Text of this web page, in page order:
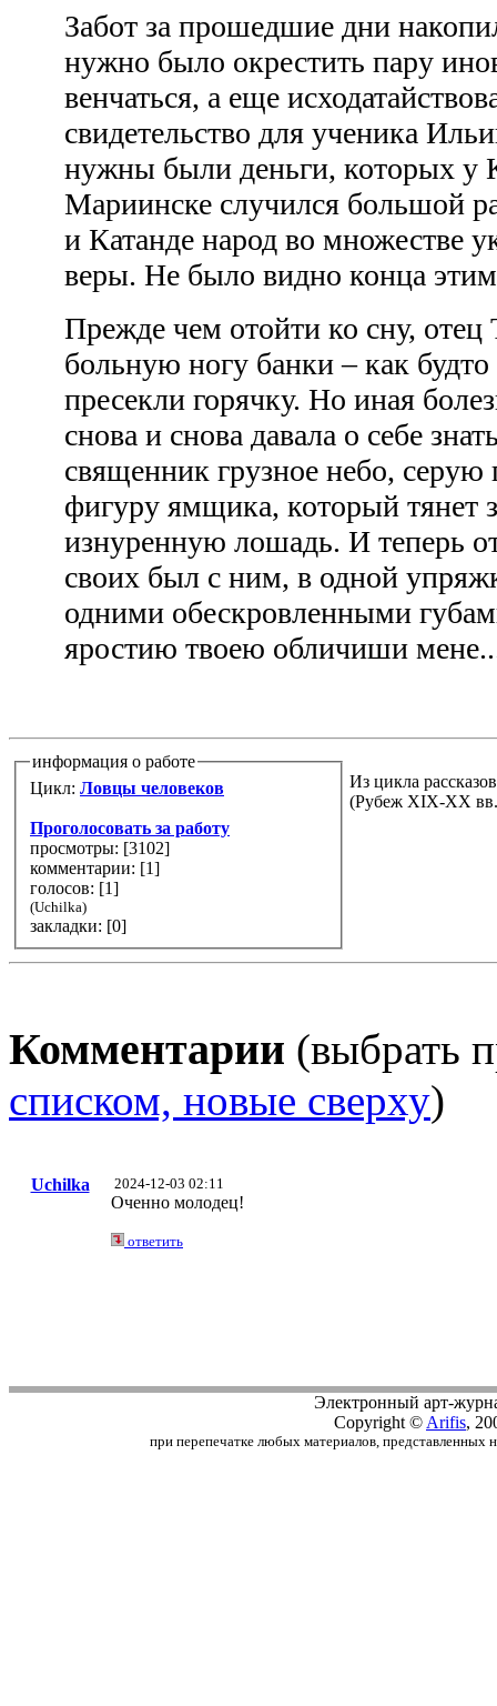
Забот за прошедшие дни
нужно было окрестить пару
венчаться, а еще
свидетельство для ученика
нужны были деньги, которых у
Мариинске случился большой
и Катанде народ во множестве
веры. Не было видно конца
Прежде чем отойти ко сну, отец
больную ногу банки – как
пресекли горячку. Но иная
снова и снова давала о себе
священник грузное небо,
фигуру ямщика, который тянет
изнуренную лошадь. И теперь
своих был с ним, в одной
одними обескровленными
яростию твоею обличиши
информация о работе
Цикл: Ловцы человеков
Проголосовать за работу
просмотры: [3102]
комментарии: [1]
голосов: [1]
(Uchilka)
закладки: [0]
Из цикла
(Рубеж XIX-XX
Комментарии (выбрать
списком, новые сверху)
Uchilka 2024-12-03 02:11
Оченно молодец!
ответить
Электронный арт-
Copyright © Arifis,
при перепечатке любых материалов, представленных